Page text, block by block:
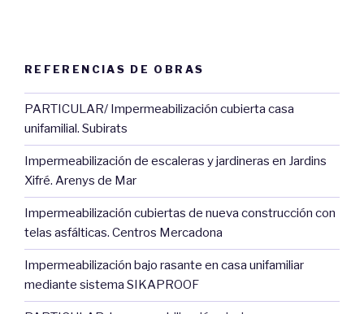
REFERENCIAS DE OBRAS
PARTICULAR/ Impermeabilización cubierta casa
unifamilial. Subirats
Impermeabilización de escaleras y jardineras en Jardins
Xifré. Arenys de Mar
Impermeabilización cubiertas de nueva construcción con
telas asfálticas. Centros Mercadona
Impermeabilización bajo rasante en casa unifamiliar
mediante sistema SIKAPROOF